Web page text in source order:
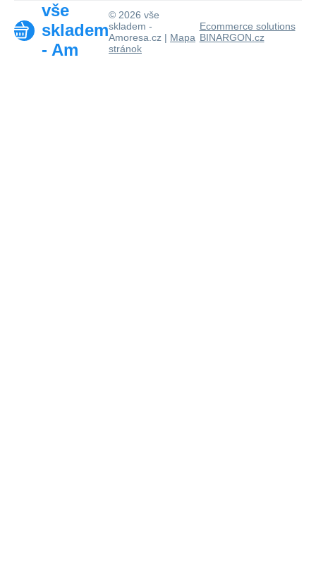
vše
skladem
- Am
© 2026 vše
skladem -
Amoresa.cz | Mapa
stránok
Ecommerce solutions
BINARGON.cz